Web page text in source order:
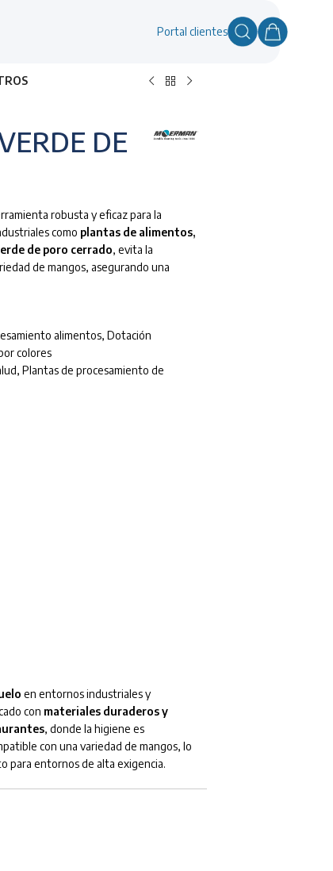
Portal clientes
DE
robusta y eficaz para la
como plantas de alimentos,
de poro cerrado, evita la
de mangos, asegurando una
alimentos, Dotación
colores
, Plantas de procesamiento de
en entornos industriales y
con materiales duraderos y
, donde la higiene es
con una variedad de mangos, lo
para entornos de alta exigencia.